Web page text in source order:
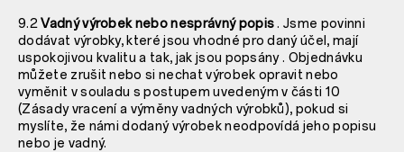
9.2Vadný výrobek nebo nesprávný popis. Jsme povinni
dodávat výrobky, které jsou vhodné pro daný účel, mají
uspokojivou kvalitu a tak, jak jsou popsány. Objednávku
můžete zrušit nebo si nechat výrobek opravit nebo
vyměnit v souladu s postupem uvedeným v části 10
(Zásady vracení a výměny vadných výrobků), pokud si
myslíte, že námi dodaný výrobek neodpovídá jeho popisu
nebo je vadný.